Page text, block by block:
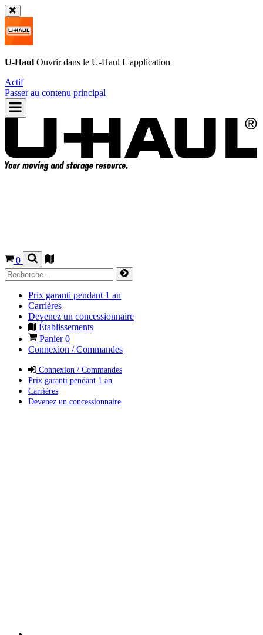
U-Haul Ouvrir dans le U-Haul L'application
Actif
Passer au contenu principal
0
Prix garanti pendant 1 an
Carrières
Devenez un concessionnaire
Établissements
Panier0
Connexion / Commandes
Connexion / Commandes
Prix garanti pendant 1 an
Carrières
Devenez un concessionnaire